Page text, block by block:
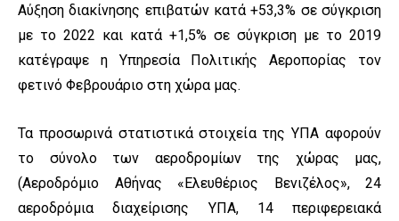
Αύξηση διακίνησης επιβατών κατά +53,3% σε σύγκριση
με το 2022 και κατά +1,5% σε σύγκριση με το 2019
κατέγραψε η Υπηρεσία Πολιτικής Αεροπορίας τον
φετινό Φεβρουάριο στη χώρα μας.
Τα προσωρινά στατιστικά στοιχεία της ΥΠΑ αφορούν
το σύνολο των αεροδρομίων της χώρας μας,
(Αεροδρόμιο Αθήνας «Ελευθέριος Βενιζέλος», 24
αεροδρόμια διαχείρισης ΥΠΑ, 14 περιφερειακά